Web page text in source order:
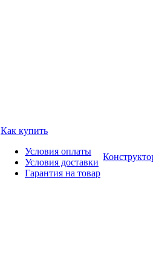
Как купить
Условия оплаты
Условия доставки
Гарантия на товар